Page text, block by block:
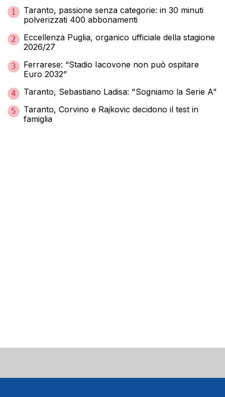
1
Taranto, passione senza categorie: in 30 minuti
polverizzati 400 abbonamenti
2
Eccellenza Puglia, organico ufficiale della stagione
2026/27
3
Ferrarese: “Stadio Iacovone non può ospitare
Euro 2032”
4 Taranto, Sebastiano Ladisa: "Sogniamo la Serie A"
5
Taranto, Corvino e Rajkovic decidono il test in
famiglia